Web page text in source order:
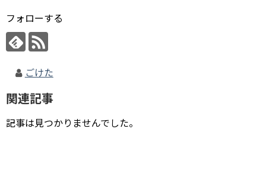
フォローする
ごけた
関連記事
記事は見つかりませんでした。